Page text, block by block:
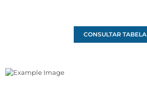
CONSULTAR TABELA